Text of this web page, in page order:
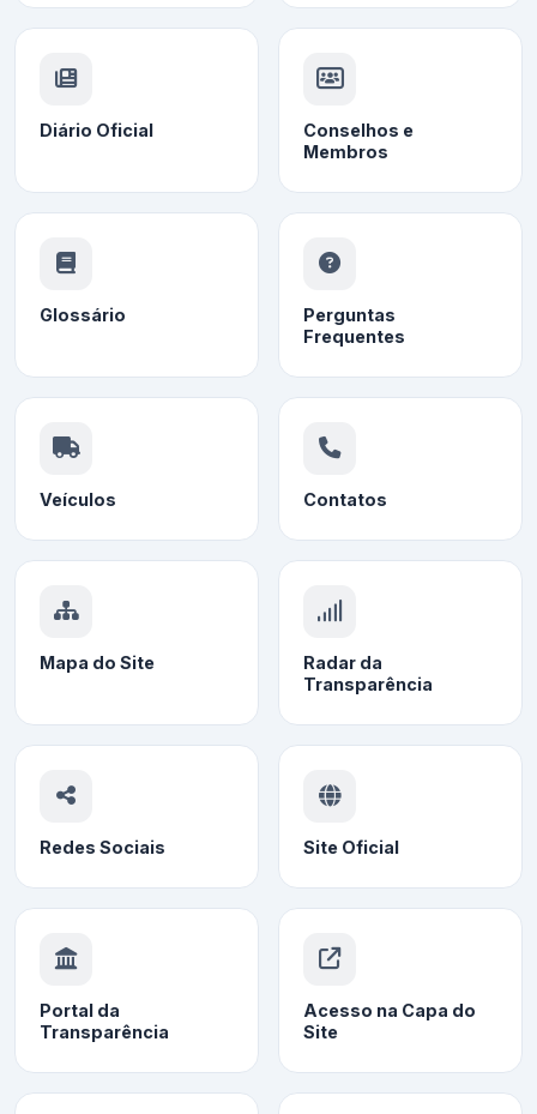
Diário Oficial
Conselhos e
Membros
Glossário
Perguntas
Frequentes
Veículos Contatos
Mapa do Site
Radar da
Transparência
Redes Sociais Site Oficial
Portal da
Transparência
Acesso na Capa do
Site